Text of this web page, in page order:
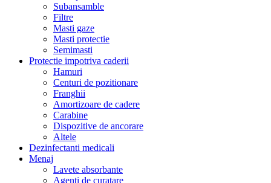
Subansamble
Filtre
Masti gaze
Masti protectie
Semimasti
Protectie impotriva caderii
Hamuri
Centuri de pozitionare
Franghii
Amortizoare de cadere
Carabine
Dispozitive de ancorare
Altele
Dezinfectanti medicali
Menaj
Lavete absorbante
Agenti de curatare